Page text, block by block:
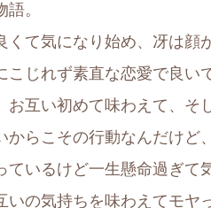
。
くて気になり始め、冴は顔
じれず素直な恋愛で良い
お互い初めて味わえて、
からこその行動なんだけど
ているけど一生懸命過ぎて
いの気持ちを味わえてモヤ